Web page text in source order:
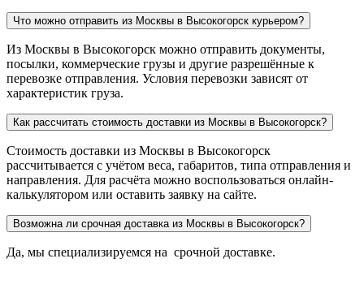
Что можно отправить из Москвы в Высокогорск курьером?
Из Москвы в Высокогорск можно отправить документы,
посылки, коммерческие грузы и другие разрешённые к
перевозке отправления. Условия перевозки зависят от
характеристик груза.
Как рассчитать стоимость доставки из Москвы в Высокогорск?
Стоимость доставки из Москвы в Высокогорск
рассчитывается с учётом веса, габаритов, типа отправления и
направления. Для расчёта можно воспользоваться онлайн-
калькулятором или оставить заявку на сайте.
Возможна ли срочная доставка из Москвы в Высокогорск?
Да, мы специализируемся на срочной доставке.